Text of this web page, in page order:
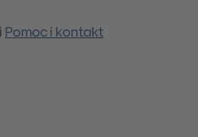
Pomoc i kontakt